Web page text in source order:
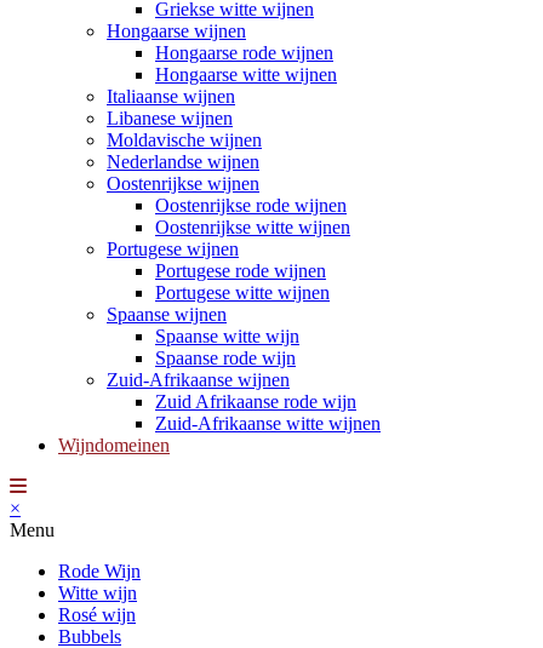
Griekse witte wijnen
Hongaarse wijnen
Hongaarse rode wijnen
Hongaarse witte wijnen
Italiaanse wijnen
Libanese wijnen
Moldavische wijnen
Nederlandse wijnen
Oostenrijkse wijnen
Oostenrijkse rode wijnen
Oostenrijkse witte wijnen
Portugese wijnen
Portugese rode wijnen
Portugese witte wijnen
Spaanse wijnen
Spaanse witte wijn
Spaanse rode wijn
Zuid-Afrikaanse wijnen
Zuid Afrikaanse rode wijn
Zuid-Afrikaanse witte wijnen
Wijndomeinen
×
Menu
Rode Wijn
Witte wijn
Rosé wijn
Bubbels